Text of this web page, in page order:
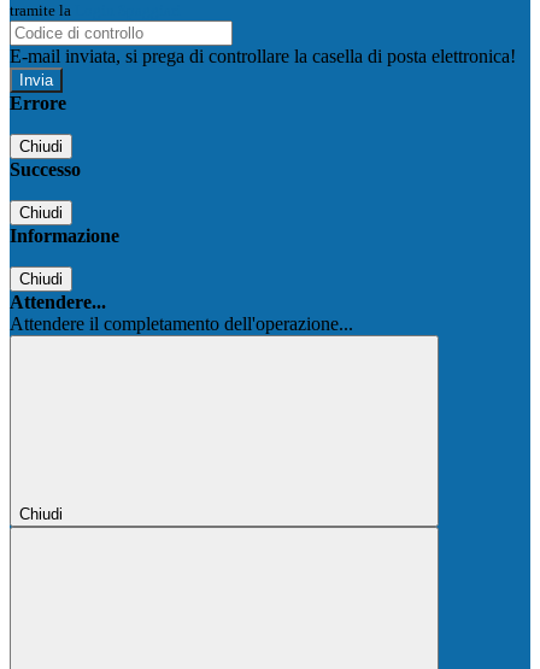
tramite la
E-mail inviata, si prega di controllare la casella di posta elettronica!
Errore
Chiudi
Successo
Chiudi
Informazione
Chiudi
Attendere...
Attendere il completamento dell'operazione...
Chiudi